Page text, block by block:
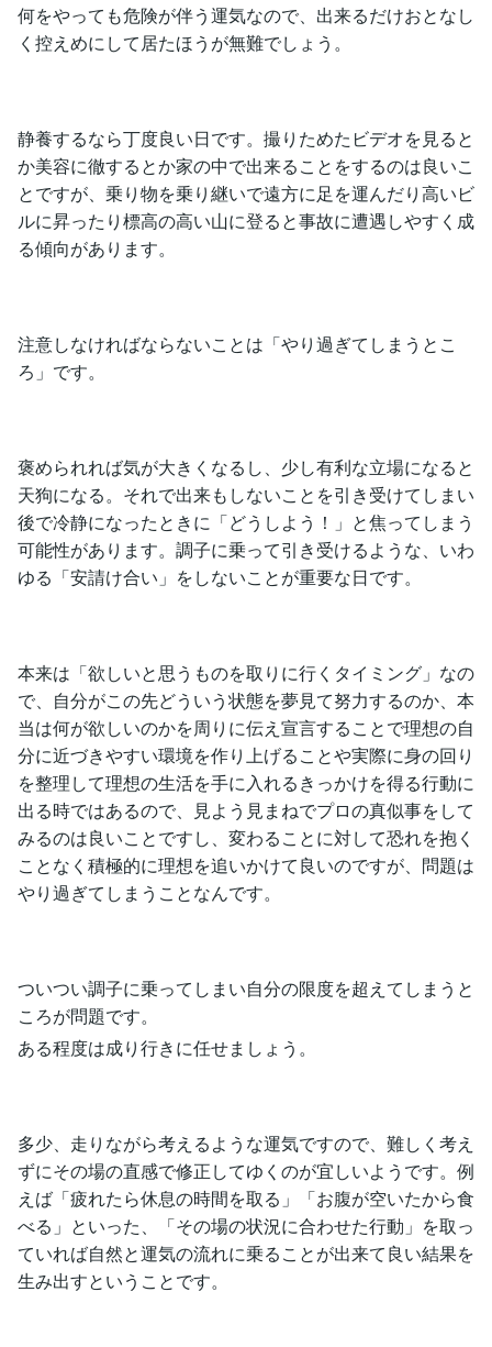
何をやっても危険が伴う運気なので、出来るだけおとなし
く控えめにして居たほうが無難でしょう。
静養するなら丁度良い日です。撮りためたビデオを見ると
か美容に徹するとか家の中で出来ることをするのは良いこ
とですが、乗り物を乗り継いで遠方に足を運んだり高いビ
ルに昇ったり標高の高い山に登ると事故に遭遇しやすく成
る傾向があります。
注意しなければならないことは「やり過ぎてしまうとこ
ろ」です。
褒められれば気が大きくなるし、少し有利な立場になると
天狗になる。それで出来もしないことを引き受けてしまい
後で冷静になったときに「どうしよう！」と焦ってしまう
可能性があります。調子に乗って引き受けるような、いわ
ゆる「安請け合い」をしないことが重要な日です。
本来は「欲しいと思うものを取りに行くタイミング」なの
で、自分がこの先どういう状態を夢見て努力するのか、本
当は何が欲しいのかを周りに伝え宣言することで理想の自
分に近づきやすい環境を作り上げることや実際に身の回り
を整理して理想の生活を手に入れるきっかけを得る行動に
出る時ではあるので、見よう見まねでプロの真似事をして
みるのは良いことですし、変わることに対して恐れを抱く
ことなく積極的に理想を追いかけて良いのですが、問題は
やり過ぎてしまうことなんです。
ついつい調子に乗ってしまい自分の限度を超えてしまうと
ころが問題です。
ある程度は成り行きに任せましょう。
多少、走りながら考えるような運気ですので、難しく考え
ずにその場の直感で修正してゆくのが宜しいようです。例
えば「疲れたら休息の時間を取る」「お腹が空いたから食
べる」といった、「その場の状況に合わせた行動」を取っ
ていれば自然と運気の流れに乗ることが出来て良い結果を
生み出すということです。